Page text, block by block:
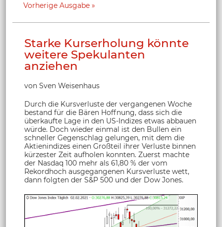
Vorherige Ausgabe
Starke Kurserholung könnte
weitere Spekulanten
anziehen
von Sven Weisenhaus
Durch die Kursverluste der vergangenen Woche
bestand für die Bären Hoffnung, dass sich die
überkaufte Lage in den US-Indizes etwas abbauen
würde. Doch wieder einmal ist den Bullen ein
schneller Gegenschlag gelungen, mit dem die
Aktienindizes einen Großteil ihrer Verluste binnen
kürzester Zeit aufholen konnten. Zuerst machte
der Nasdaq 100 mehr als 61,80 % der vom
Rekordhoch ausgegangenen Kursverluste wett,
dann folgten der S&P 500 und der Dow Jones.